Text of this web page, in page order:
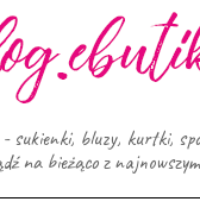
- sukienki, bluzy, kurtki,
na bieżąco z